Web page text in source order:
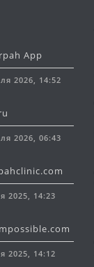
App
2026, 14:52
2026, 06:43
2025, 14:23
2025, 14:12